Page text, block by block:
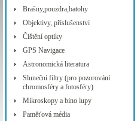
Brašny,pouzdra,batohy
Objektivy, příslušenství
Čištění optiky
GPS Navigace
Astronomická literatura
Sluneční filtry (pro pozorování
chromosféry a fotosféry)
Mikroskopy a bino lupy
Paměťová média